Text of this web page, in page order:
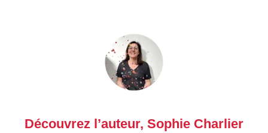
Découvrez l’auteur, Sophie Charlier